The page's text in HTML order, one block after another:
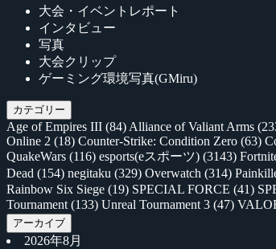
大会・イベントレポート
インタビュー
写真
大会クリップ
ゲーミング環境写真(GMiru)
カテゴリー
Age of Empires III (84) Alliance of Valiant Arms
Online 2 (18) Counter-Strike: Condition Zero (63)
QuakeWars (116) esports(eスポーツ) (3143)
Dead (154) negitaku (329) Overwatch (314)
Rainbow Six Siege (19) SPECIAL FORCE (41)
Tournament (133) Unreal Tournament 3 (47)
アーカイブ
2026年8月